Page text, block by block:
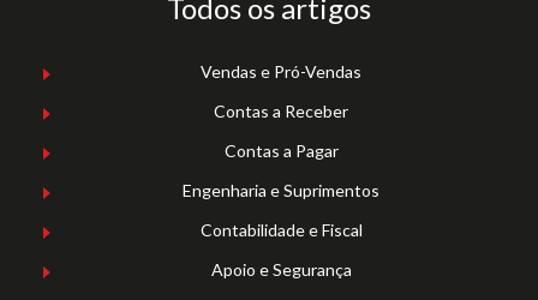
Todos os artigos
Vendas e Pró-Vendas
Contas a Receber
Contas a Pagar
Engenharia e Suprimentos
Contabilidade e Fiscal
Apoio e Segurança